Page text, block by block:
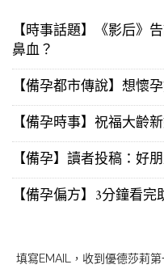
【時事話題】《影后》
鼻血？
【備孕都市傳說】想懷
【備孕時事】祝福大齡
【備孕】讀者投稿：好
【備孕偏方】3分鐘看
填寫EMAIL，收到優德莎莉